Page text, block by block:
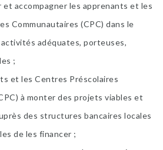
et accompagner les apprenants et les
Communautaires (CPC) dans le
adéquates, porteuses,
;
et les Centres Préscolaires
à monter des projets viables et
des structures bancaires locales
de les financer ;